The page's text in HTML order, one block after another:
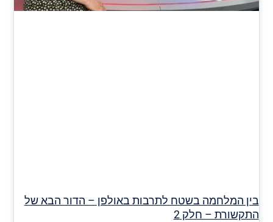
בין המלחמה בשטח לתרבות באולפן – הדור הבא של
התקשורת – חלק 2